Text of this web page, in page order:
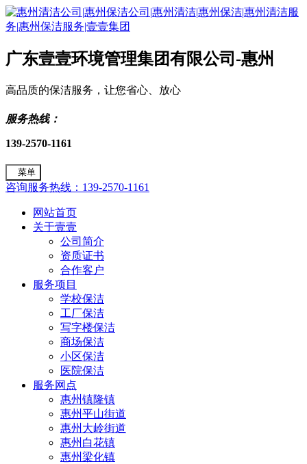
广东壹壹环境管理集团有限公司-惠州
高品质的保洁服务，让您省心、放心
服务热线：
139-2570-1161
菜单
咨询服务热线：139-2570-1161
网站首页
关于壹壹
公司简介
资质证书
合作客户
服务项目
学校保洁
工厂保洁
写字楼保洁
商场保洁
小区保洁
医院保洁
服务网点
惠州镇隆镇
惠州平山街道
惠州大岭街道
惠州白花镇
惠州梁化镇